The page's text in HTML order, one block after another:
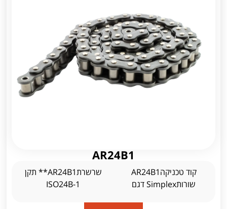
AR24B1
קוד טכניקהAR24B1
שורותSimplex דגם
שרשרתAR24B1** תקן
ISO24B-1